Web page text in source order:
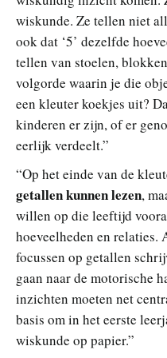
wiskunde. Ze tellen niet
ook dat ‘5’ dezelfde
tellen van stoelen,
volgorde waarin je die
een kleuter koekjes uit?
kinderen er zijn, of er
eerlijk verdeelt.”
“Op het einde van de
getallen kunnen lezen,
willen op die leeftijd
hoeveelheden en relaties.
focussen op getallen
gaan naar de motorische
inzichten moeten net
basis om in het eerste
wiskunde op papier.”